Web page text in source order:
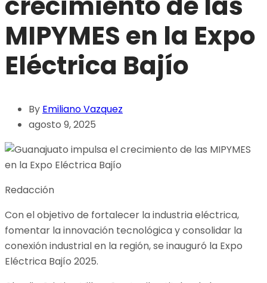
MIPYMES en la Expo
Eléctrica Bajío
By Emiliano Vazquez
agosto 9, 2025
Redacción
Con el objetivo de fortalecer la industria eléctrica,
fomentar la innovación tecnológica y consolidar la
conexión industrial en la región, se inauguró la Expo
Eléctrica Bajío 2025.